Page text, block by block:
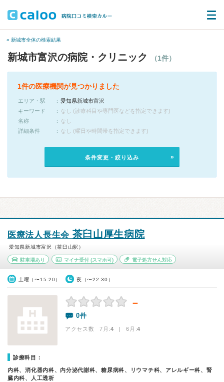
« 新城市全体の検索結果
新城市富沢の病院・クリニック （1件）
1件の医療機関が見つかりました
エリア・駅
愛知県新城市富沢
キーワード
なし (診療科目や専門医などを指定できます)
名称
なし
詳細条件
なし (曜日や時間帯を指定できます)
条件変更・絞り込み
医療法人長生会 茶臼山厚生病院
愛知県新城市富沢（茶臼山駅）
駐車場あり マイナ受付(スマホ可) 電子処方せん対応
土曜（〜15:20） 夜（〜22:30）
－
0件
アクセス数 7月:4 | 6月:4
診療科目：
内科、消化器内科、内分泌代謝科、糖尿病科、リウマチ科、アレルギー科、腎
臓内科、人工透析